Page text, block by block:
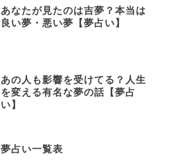
あなたが見たのは吉夢？本当は
良い夢・悪い夢【夢占い】
あの人も影響を受けてる？人生
を変える有名な夢の話【夢占
い】
夢占い一覧表